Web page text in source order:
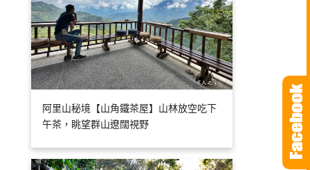
阿里山秘境【山角鐵茶屋】山林放空吃下
午茶，眺望群山遼闊視野